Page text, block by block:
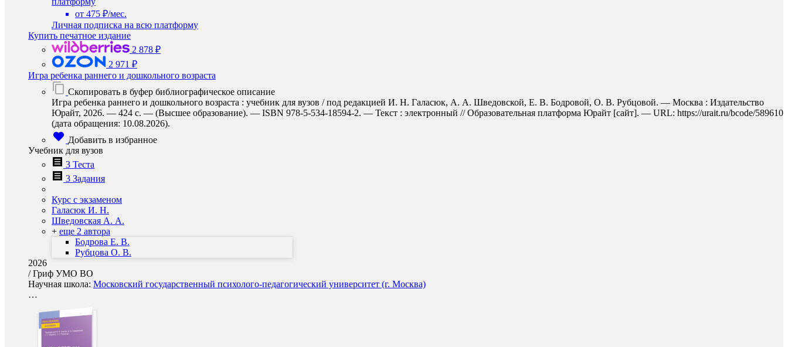
от 475 ₽/мес.
Личная подписка на всю платформу
Купить печатное издание
2 878 ₽
2 971 ₽
Игра ребенка раннего и дошкольного возраста
Скопировать в буфер библиографическое описание
Игра ребенка раннего и дошкольного возраста : учебник для вузов / под редакцией И. Н. Галасюк, А. А. Шведовской, Е. В. Бодровой, О. В. Рубцовой. — Москва : Издательство
Юрайт, 2026. — 424 с. — (Высшее образование). — ISBN 978-5-534-18594-2. — Текст : электронный // Образовательная платформа Юрайт [сайт]. — URL: https://urait.ru/bcode/589610
(дата обращения: 10.08.2026).
Добавить в избранное
Учебник для вузов
3 Теста
3 Задания
Курс с экзаменом
Галасюк И. Н.
Шведовская А. А.
+ еще 2 автора
Бодрова Е. В.
Рубцова О. В.
2026
/Гриф УМО ВО
Научная школа: Московский государственный психолого-педагогический университет (г. Москва)
…